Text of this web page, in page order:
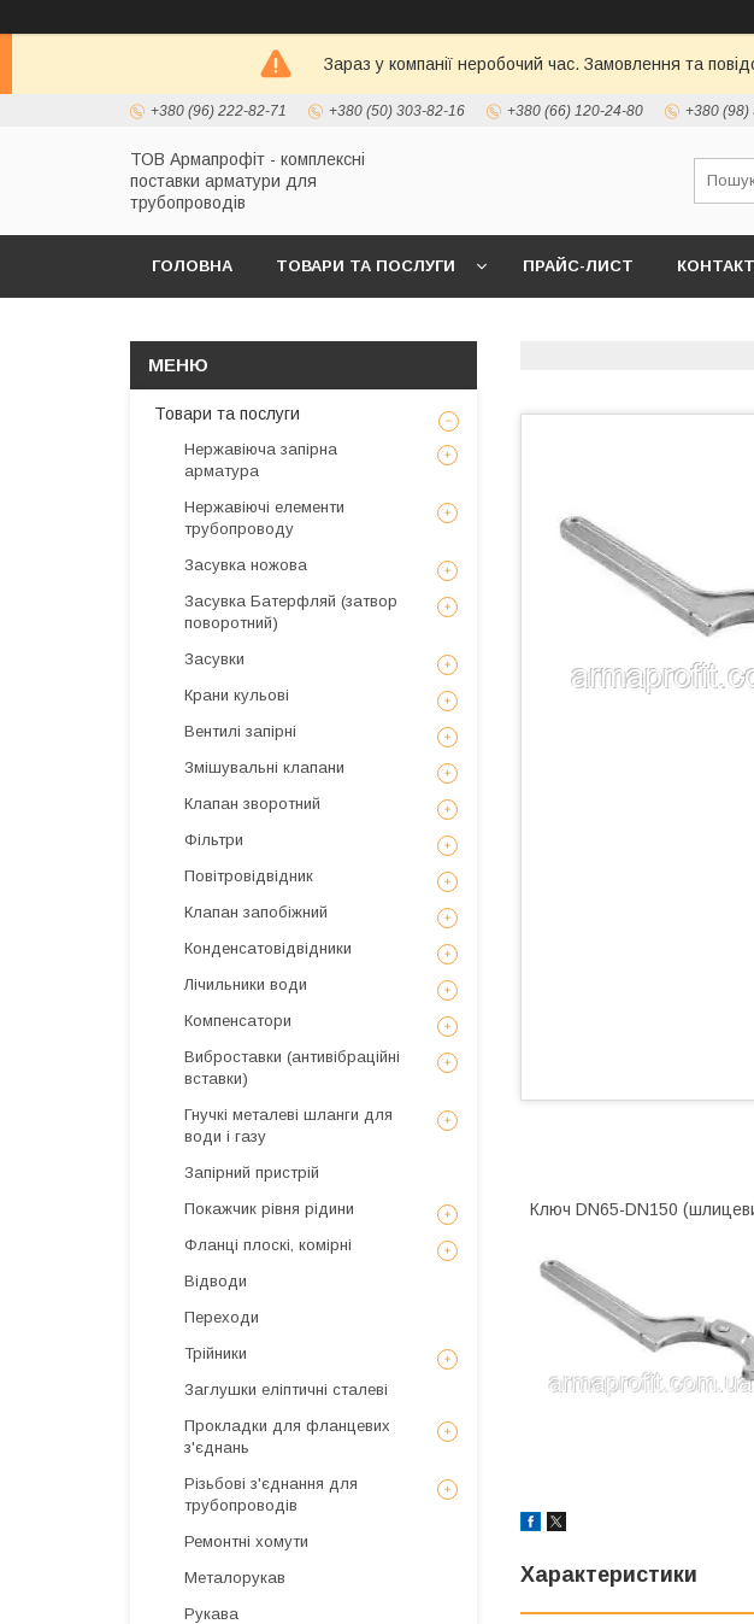
Зараз у компанії неробочий час. Замовлення та
+380 (96) 222-82-71 +380 (50) 303-82-16 +380 (66) 120-24-80 +380 (98)
ТОВ Армапрофіт - комплексні
поставки арматури для
трубопроводів
ГОЛОВНА ТОВАРИ ТА ПОСЛУГИ ПРАЙС-ЛИСТ
Ключ DN65-DN150
Характеристики
Товари та послуги
Нержавіюча запірна
арматура
Нержавіючі елементи
трубопроводу
Засувка ножова
Засувка Батерфляй (затвор
поворотний)
Засувки
Крани кульові
Вентилі запірні
Змішувальні клапани
Клапан зворотний
Фільтри
Повітровідвідник
Клапан запобіжний
Конденсатовідвідники
Лічильники води
Компенсатори
Виброставки (антивібраційні
вставки)
Гнучкі металеві шланги для
води і газу
Запірний пристрій
Покажчик рівня рідини
Фланці плоскі, комірні
Відводи
Переходи
Трійники
Заглушки еліптичні сталеві
Прокладки для фланцевих
з'єднань
Різьбові з'єднання для
трубопроводів
Ремонтні хомути
Металорукав
Рукава